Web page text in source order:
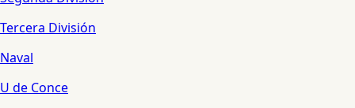
Tercera División
Naval
U de Conce